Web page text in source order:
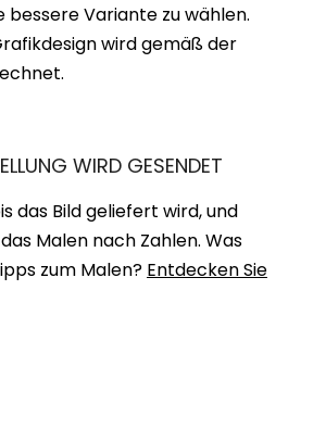
bessere Variante zu wählen.
wird gemäß der
WIRD GESENDET
das Bild geliefert wird, und
Malen nach Zahlen. Was
zum Malen? Entdecken Sie